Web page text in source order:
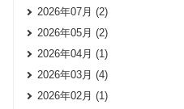
2026年07月 (2)
2026年05月 (2)
2026年04月 (1)
2026年03月 (4)
2026年02月 (1)